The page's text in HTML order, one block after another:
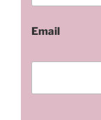
Email